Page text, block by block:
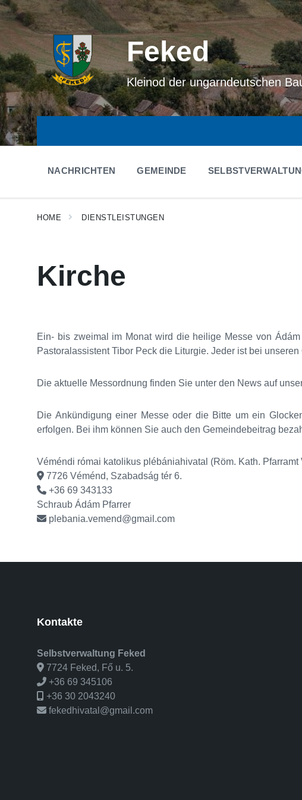
Skip
to
content
Skip
to
main
navigation
Skip
to
footer
Feked
Kleinod der ungarndeutschen
NACHRICHTEN GEMEINDE
HOME DIENSTLEISTUNGEN
Kirche
Ein- bis zweimal im Monat wird die heilige Messe von
Pastoralassistent Tibor Peck die Liturgie. Jeder ist bei
Die aktuelle Messordnung finden Sie unter den News auf
Die Ankündigung einer Messe oder die Bitte um ein
erfolgen. Bei ihm können Sie auch den Gemeindebeitrag
Véméndi római katolikus plébániahivatal (Röm. Kath. Pfarramt
7726 Véménd, Szabadság tér 6.
+36 69 343133
Schraub Ádám Pfarrer
plebania.vemend@gmail.com
Kontakte
Selbstverwaltung Feked
7724 Feked, Fő u. 5.
+36 69 345106
+36 30 2043240
fekedhivatal@gmail.com